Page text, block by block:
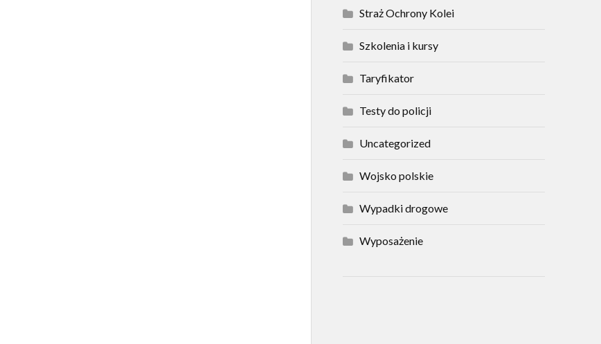
Straż Ochrony Kolei
Szkolenia i kursy
Taryfikator
Testy do policji
Uncategorized
Wojsko polskie
Wypadki drogowe
Wyposażenie